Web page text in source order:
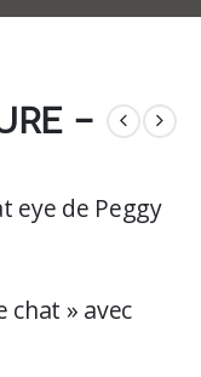
–
eye de Peggy
chat » avec